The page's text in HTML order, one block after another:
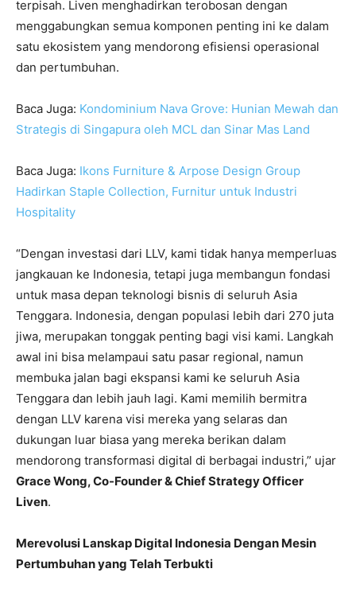
terpisah. Liven menghadirkan terobosan dengan
menggabungkan semua komponen penting ini ke dalam
satu ekosistem yang mendorong efisiensi operasional
dan pertumbuhan.
Baca Juga: Kondominium Nava Grove: Hunian Mewah dan
Strategis di Singapura oleh MCL dan Sinar Mas Land
Baca Juga: Ikons Furniture & Arpose Design Group
Hadirkan Staple Collection, Furnitur untuk Industri
Hospitality
“Dengan investasi dari LLV, kami tidak hanya memperluas
jangkauan ke Indonesia, tetapi juga membangun fondasi
untuk masa depan teknologi bisnis di seluruh Asia
Tenggara. Indonesia, dengan populasi lebih dari 270 juta
jiwa, merupakan tonggak penting bagi visi kami. Langkah
awal ini bisa melampaui satu pasar regional, namun
membuka jalan bagi ekspansi kami ke seluruh Asia
Tenggara dan lebih jauh lagi. Kami memilih bermitra
dengan LLV karena visi mereka yang selaras dan
dukungan luar biasa yang mereka berikan dalam
mendorong transformasi digital di berbagai industri,” ujar
Grace Wong, Co-Founder & Chief Strategy Officer
Liven.
Merevolusi Lanskap Digital Indonesia Dengan Mesin
Pertumbuhan yang Telah Terbukti